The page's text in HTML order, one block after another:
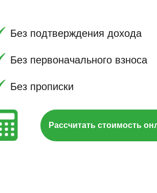
Без первоначального взноса
Без прописки
Рассчитать стоимость онлайн